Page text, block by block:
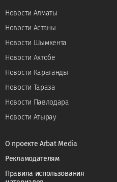
Новости Алматы
Новости Астаны
Новости Шымкента
Новости Актобе
Новости Караганды
Новости Тараза
Новости Павлодара
Новости Атырау
О проекте Arbat Media
Рекламодателям
Правила использования